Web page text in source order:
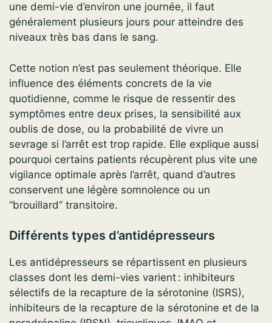
une demi-vie d’environ une journée, il faut
généralement plusieurs jours pour atteindre des
niveaux très bas dans le sang.
Cette notion n’est pas seulement théorique. Elle
influence des éléments concrets de la vie
quotidienne, comme le risque de ressentir des
symptômes entre deux prises, la sensibilité aux
oublis de dose, ou la probabilité de vivre un
sevrage si l’arrêt est trop rapide. Elle explique aussi
pourquoi certains patients récupèrent plus vite une
vigilance optimale après l’arrêt, quand d’autres
conservent une légère somnolence ou un
“brouillard” transitoire.
Différents types d’antidépresseurs
Les antidépresseurs se répartissent en plusieurs
classes dont les demi-vies varient : inhibiteurs
sélectifs de la recapture de la sérotonine (ISRS),
inhibiteurs de la recapture de la sérotonine et de la